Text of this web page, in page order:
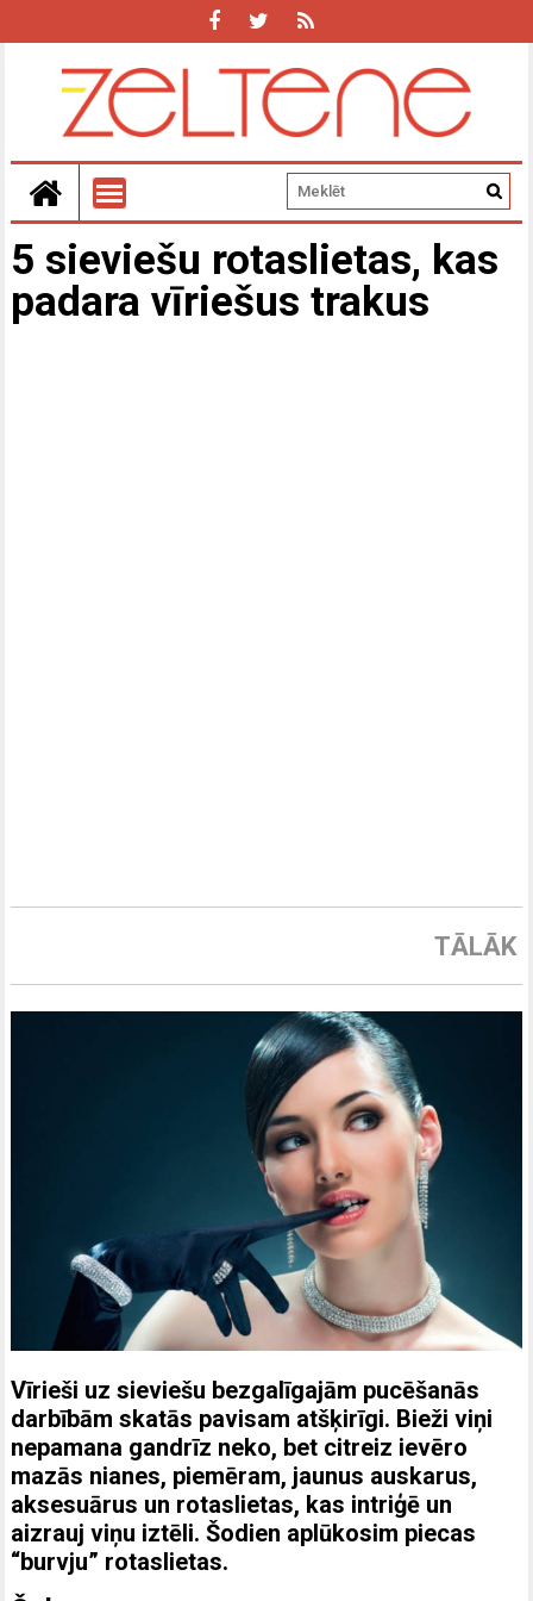
5 sieviešu rotaslietas, kas
padara vīriešus trakus
TĀLĀK
Vīrieši uz sieviešu bezgalīgajām pucēšanās
darbībām skatās pavisam atšķirīgi. Bieži viņi
nepamana gandrīz neko, bet citreiz ievēro
mazās nianes, piemēram, jaunus auskarus,
aksesuārus un rotaslietas, kas intriģē un
aizrauj viņu iztēli. Šodien aplūkosim piecas
“burvju” rotaslietas.